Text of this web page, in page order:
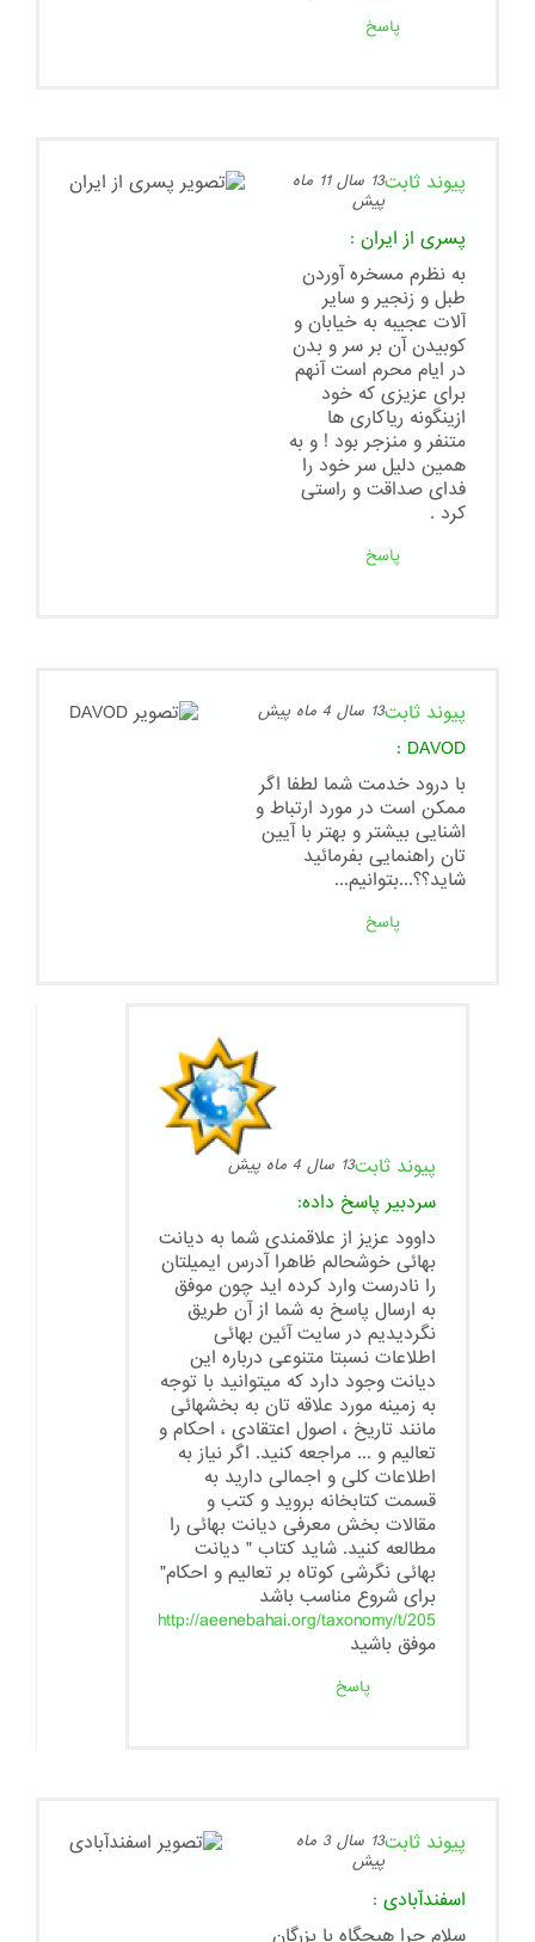
پاسخ
پیوند ثابت
13 سال 11 ماه
پیش
پسری از ایران :
به نظرم مسخره آوردن
طبل و زنجیر و سایر
آلات عجیبه به خیابان و
کوبیدن آن بر سر و بدن
در ایام محرم است آنهم
برای عزیزی که خود
ازینگونه ریاکاری ها
متنفر و منزجر بود ! و به
همین دلیل سر خود را
فدای صداقت و راستی
کرد .
پاسخ
پیوند ثابت13 سال 4 ماه پیش
DAVOD
:
با درود خدمت شما لطفا اگر
ممکن است در مورد ارتباط و
اشنایی بیشتر و بهتر با آیین
تان راهنمایی بفرمائید
شاید؟؟...بتوانیم...
پاسخ
پیوند ثابت13 سال 4 ماه پیش
سردبیر پاسخ داده:
داوود عزیز از علاقمندی شما به دیانت
بهائی خوشحالم ظاهرا آدرس ایمیلتان
را نادرست وارد کرده اید چون موفق
به ارسال پاسخ به شما از آن طریق
نگردیدیم در سایت آئین بهائی
اطلاعات نسبتا متنوعی درباره این
دیانت وجود دارد که میتوانید با توجه
به زمینه مورد علاقه تان به بخشهائی
مانند تاریخ ، اصول اعتقادی ، احکام و
تعالیم و ... مراجعه کنید. اگر نیاز به
اطلاعات کلی و اجمالی دارید به
قسمت کتابخانه بروید و کتب و
مقالات بخش معرفی دیانت بهائی را
مطالعه کنید. شاید کتاب " دیانت
بهائی نگرشی کوتاه بر تعالیم و احکام"
برای شروع مناسب باشد
http://aeenebahai.org/taxonomy/t/205
موفق باشید
پاسخ
پیوند ثابت
13 سال 3 ماه
پیش
اسفندآبادی :
سلام چرا هیچگاه با بزرگان